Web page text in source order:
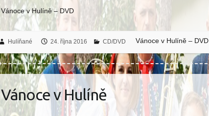
Vánoce v Hulíně – DVD
Hulíňané 24. října 2016 CD/DVD Vánoce v Hulíně – DVD
Vánoce v Hulíně